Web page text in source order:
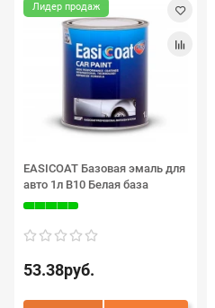
Лидер продаж
EASICOAT Базовая эмаль для
авто 1л B10 Белая база
53.38руб.